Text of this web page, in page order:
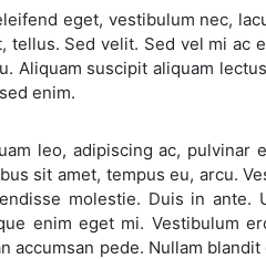
eget, vestibulum nec,
Sed velit. Sed vel mi ac
Aliquam suscipit aliquam
enim.
leo, adipiscing ac, pulvinar
sit amet, tempus eu, arcu.
molestie. Duis in ante.
enim eget mi. Vestibulum
accumsan pede. Nullam